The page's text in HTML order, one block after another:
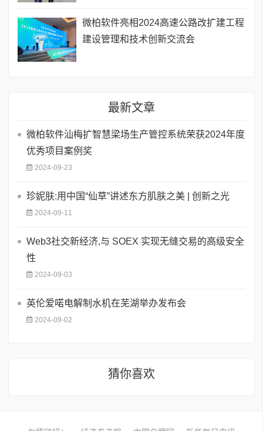
微柏软件亮相2024高速公路改扩建工程
建设管理和技术创新交流会
最新文章
微柏软件汕梅扩智慧梁场生产管控系统荣获2024年度
优秀项目案例奖
2024-09-23
珍妮肤:用中国“仙草”讲述东方肌肤之美 | 创新之光
2024-09-11
Web3社交新经济,与 SOEX 实现无缝交易的高级安全
性
2024-09-03
英伦爱喏电解制水机在芜湖举办发布会
2024-09-02
猜你喜欢